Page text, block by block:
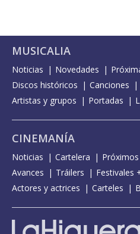
MUSICALIA
Noticias Novedades
Discos históricos
Canciones
Artistas y grupos
Portadas
CINEMANÍA
Noticias Cartelera
Avances
Tráilers
Festivales
Actores y actrices
Carteles